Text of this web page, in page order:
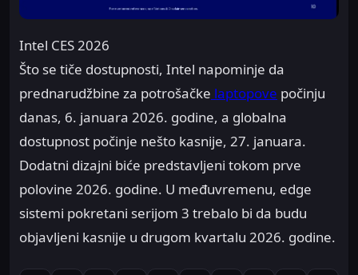
Intel CES 2026
Što se tiče dostupnosti, Intel napominje da
prednarudžbine za potrošačke laptopove počinju
danas, 6. januara 2026. godine, a globalna
dostupnost počinje nešto kasnije, 27. januara.
Dodatni dizajni biće predstavljeni tokom prve
polovine 2026. godine. U međuvremenu, edge
sistemi pokretani serijom 3 trebalo bi da budu
objavljeni kasnije u drugom kvartalu 2026. godine.